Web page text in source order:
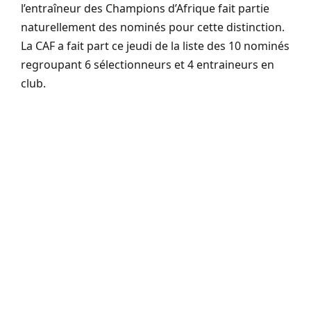
l’entraîneur des Champions d’Afrique fait partie
naturellement des nominés pour cette distinction.
La CAF a fait part ce jeudi de la liste des 10 nominés
regroupant 6 sélectionneurs et 4 entraineurs en
club.